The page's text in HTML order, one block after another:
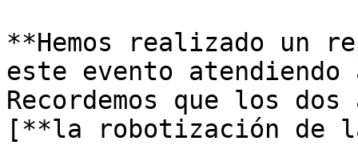
**Hemos realizado un
este evento
Recordemos que los
[**la robotización de